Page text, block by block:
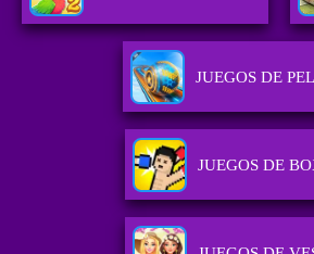
JUEGOS DE
JUEGOS DE